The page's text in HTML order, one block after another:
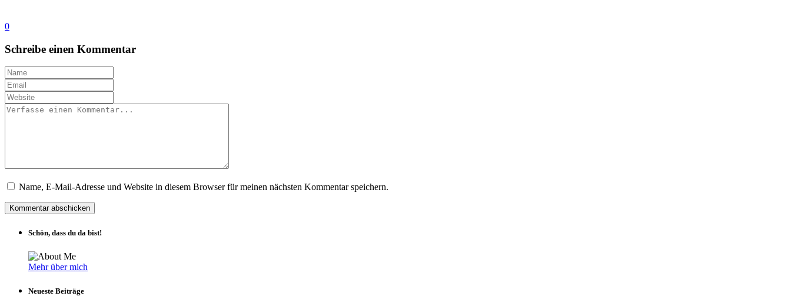
0
Schreibe einen Kommentar
Name, E-Mail-Adresse und Website in diesem Browser für meinen nächsten Kommentar speichern.
Schön, dass du da bist!
Mehr über mich
Neueste Beiträge